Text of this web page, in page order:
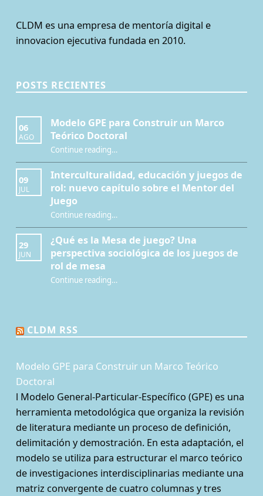
CLDM es una empresa de mentoría digital e
innovacion ejecutiva fundada en 2010.
POSTS RECIENTES
06
AGO
Modelo GPE para Construir un Marco
Teórico Doctoral
Continue reading“Modelo GPE para Construir un Marco Teórico Doctoral”
…
09
JUL
Interculturalidad, educación y juegos de
rol: nuevo capítulo sobre el Mentor del
Juego
Continue reading“Interculturalidad, educación y juegos de rol: nuevo capítulo sobre el Mentor del Juego”
…
29
JUN
¿Qué es la Mesa de juego? Una
perspectiva sociológica de los juegos de
rol de mesa
Continue reading“¿Qué es la Mesa de juego? Una perspectiva sociológica de los juegos de rol de mesa”
…
CLDM RSS
Modelo GPE para Construir un Marco Teórico
Doctoral
l Modelo General-Particular-Específico (GPE) es una
herramienta metodológica que organiza la revisión
de literatura mediante un proceso de definición,
delimitación y demostración. En esta adaptación, el
modelo se utiliza para estructurar el marco teórico
de investigaciones interdisciplinarias mediante una
matriz convergente de cuatro columnas y tres